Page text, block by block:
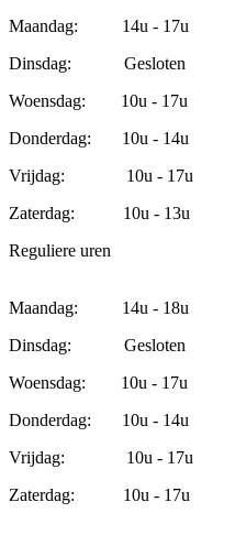
Maandag: 14u - 17u
Dinsdag: Gesloten
Woensdag: 10u - 17u
Donderdag: 10u - 14u
Vrijdag: 10u - 17u
Zaterdag: 10u - 13u
Reguliere uren
Maandag: 14u - 18u
Dinsdag: Gesloten
Woensdag: 10u - 17u
Donderdag: 10u - 14u
Vrijdag: 10u - 17u
Zaterdag: 10u - 17u